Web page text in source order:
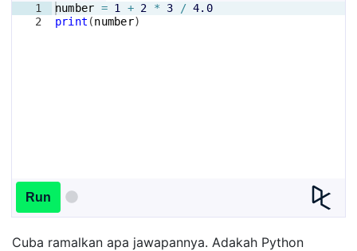
1
2
number = 1 + 2 * 3 / 4.0
print (number)
Run
Cuba ramalkan apa jawapannya. Adakah Python